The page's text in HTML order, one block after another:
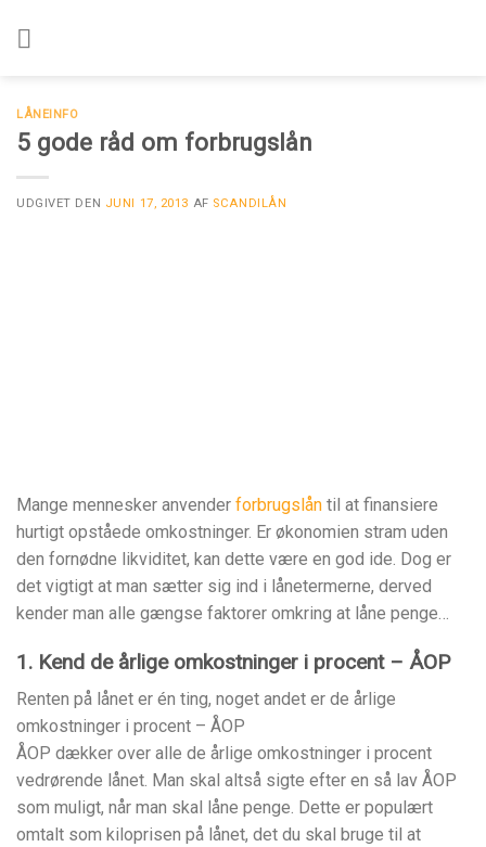
LÅNEINFO
5 gode råd om forbrugslån
UDGIVET DEN JUNI 17, 2013 AF SCANDILÅN
Mange mennesker anvender forbrugslån til at finansiere
hurtigt opståede omkostninger. Er økonomien stram uden
den fornødne likviditet, kan dette være en god ide. Dog er
det vigtigt at man sætter sig ind i lånetermerne, derved
kender man alle gængse faktorer omkring at låne penge…
1. Kend de årlige omkostninger i procent – ÅOP
Renten på lånet er én ting, noget andet er de årlige
omkostninger i procent – ÅOP
ÅOP dækker over alle de årlige omkostninger i procent
vedrørende lånet. Man skal altså sigte efter en så lav ÅOP
som muligt, når man skal låne penge. Dette er populært
omtalt som kiloprisen på lånet, det du skal bruge til at